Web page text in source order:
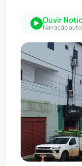
Ouvir
Narração